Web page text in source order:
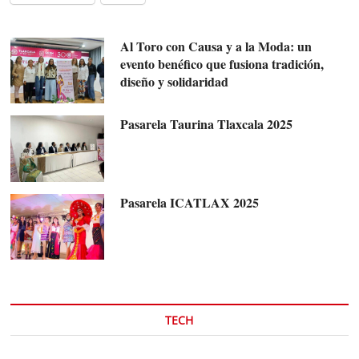
Al Toro con Causa y a la Moda: un
evento benéfico que fusiona tradición,
diseño y solidaridad
Pasarela Taurina Tlaxcala 2025
Pasarela ICATLAX 2025
TECH